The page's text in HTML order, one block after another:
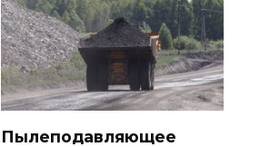
Пылеподавляющее